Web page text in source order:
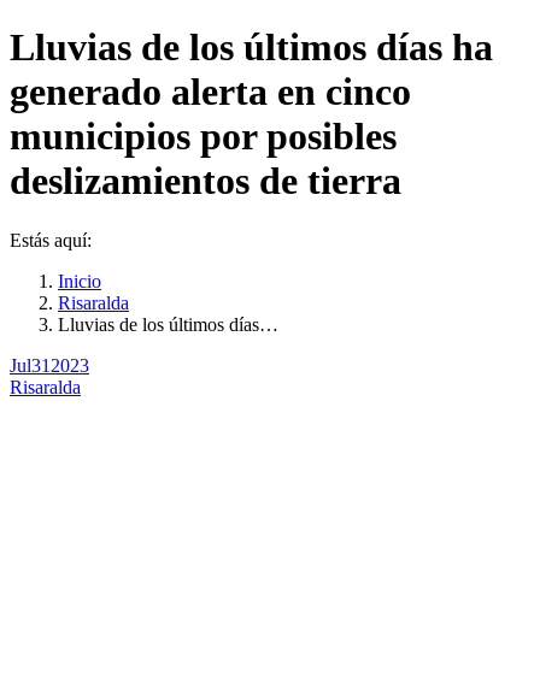
Lluvias de los últimos días ha
generado alerta en cinco
municipios por posibles
deslizamientos de tierra
Estás aquí:
Inicio
Risaralda
Lluvias de los últimos días…
Jul31 2023
Risaralda